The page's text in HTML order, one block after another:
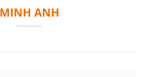
MINH ANH